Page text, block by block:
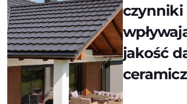
czynniki
jakość